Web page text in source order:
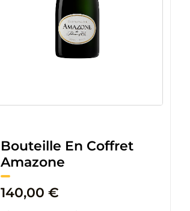
Bouteille En Coffret
Amazone
140,00 €